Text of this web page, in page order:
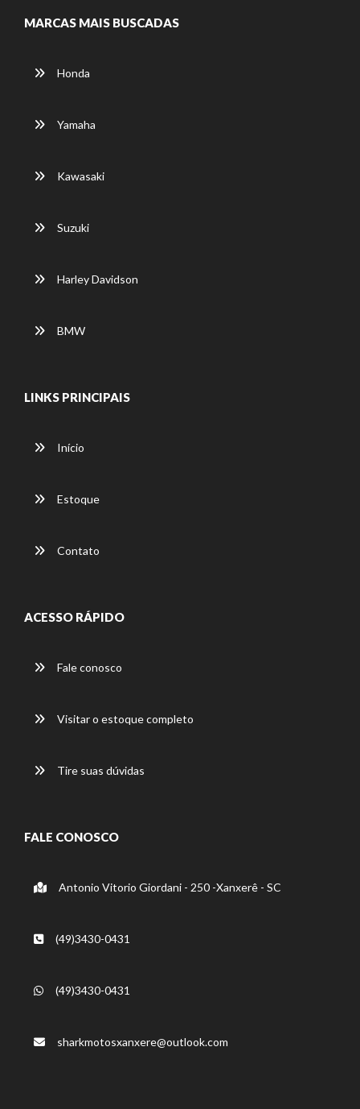
MARCAS MAIS BUSCADAS
Honda
Yamaha
Kawasaki
Suzuki
Harley Davidson
BMW
LINKS PRINCIPAIS
Início
Estoque
Contato
ACESSO RÁPIDO
Fale conosco
Visitar o estoque completo
Tire suas dúvidas
FALE CONOSCO
Antonio Vitorio Giordani - 250 -Xanxerê - SC
(49)3430-0431
(49)3430-0431
sharkmotosxanxere@outlook.com